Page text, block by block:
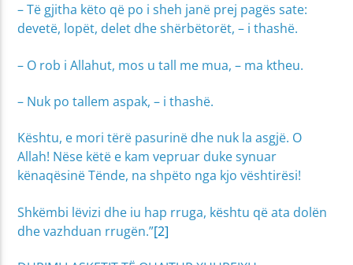
– Të gjitha këto që po i sheh janë prej pagës sate:
devetë, lopët, delet dhe shërbëtorët, – i thashë.
– O rob i Allahut, mos u tall me mua, – ma ktheu.
– Nuk po tallem aspak, – i thashë.
Kështu, e mori tërë pasurinë dhe nuk la asgjë. O
Allah! Nëse këtë e kam vepruar duke synuar
kënaqësinë Tënde, na shpëto nga kjo vështirësi!
Shkëmbi lëvizi dhe iu hap rruga, kështu që ata dolën
dhe vazhduan rrugën.”[2]